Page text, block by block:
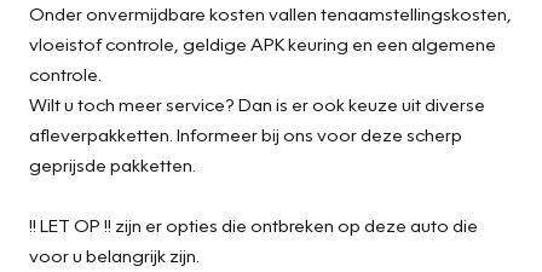
Onder onvermijdbare kosten vallen tenaamstellingskosten,
vloeistof controle, geldige APK keuring en een algemene
controle.
Wilt u toch meer service? Dan is er ook keuze uit diverse
afleverpakketten. Informeer bij ons voor deze scherp
geprijsde pakketten.
!! LET OP !! zijn er opties die ontbreken op deze auto die
voor u belangrijk zijn.